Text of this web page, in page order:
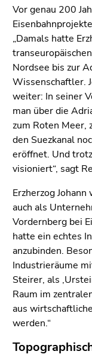
Vor genau 200
„Damals hatte
Nordsee bis zur
Wissenschaftler.
weiter: In seiner
man über die
zum Roten Meer,
den Suezkanal
eröffnet. Und
visioniert“, sagt
Erzherzog
auch als
Vordernberg bei
hatte ein echtes
anzubinden.
Industrieräume
Steirer, als
Raum im
aus
werden.“